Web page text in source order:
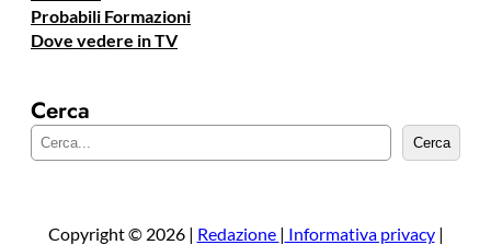
Probabili Formazioni
Dove vedere in TV
Cerca
e
a
Cerca
Copyright © 2026 | Redazione | Informativa privacy|